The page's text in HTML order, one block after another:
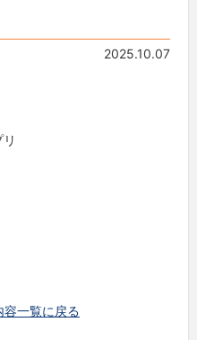
2025.10.07
一覧に戻る